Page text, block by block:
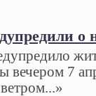
о
вечером 7